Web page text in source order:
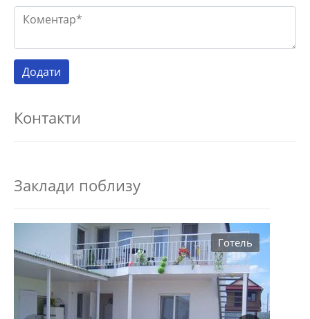
Контакти
Заклади поблизу
Готель